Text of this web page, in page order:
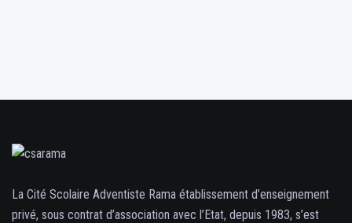
La Cité Scolaire Adventiste Rama établissement d’enseignement
privé, sous contrat d’association avec l’Etat, depuis 1983, s’est